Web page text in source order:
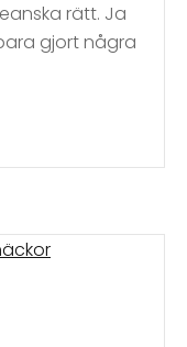
rätt. Ja
gjort några